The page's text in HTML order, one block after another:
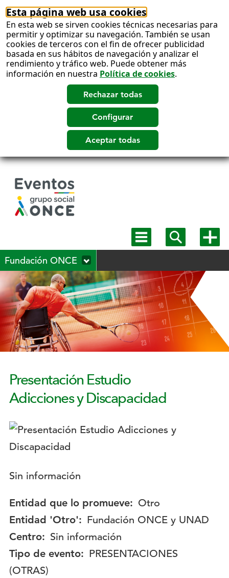
Esta página web usa cookies
En esta web se sirven cookies técnicas necesarias para
permitir y optimizar su navegación. También se usan
cookies de terceros con el fin de ofrecer publicidad
basada en sus hábitos de navegación y analizar el
rendimiento y tráfico web. Puede obtener más
información en nuestra Política de cookies.
Mostrar
menú
Mostrar
buscadormás
Fundación ONCE
Presentación Estudio
Adicciones y Discapacidad
Logotipo:
Descripción:
Sin información
Entidad que lo promueve: Otro
Entidad 'Otro': Fundación ONCE y UNAD
Centro: Sin información
Tipo de evento: PRESENTACIONES
(OTRAS)